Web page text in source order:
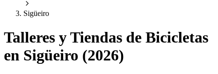
Sigüeiro
Talleres y Tiendas de Bicicletas
en Sigüeiro (2026)